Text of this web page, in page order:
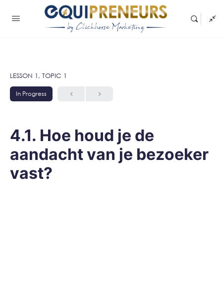
LESSON 1, TOPIC 1
In Progress
4.1. Hoe houd je de
aandacht van je bezoeker
vast?